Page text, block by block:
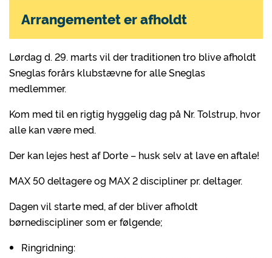
Lørdag d. 29. marts vil der traditionen tro blive afholdt
Sneglas forårs klubstævne for alle Sneglas
medlemmer.
Kom med til en rigtig hyggelig dag på Nr. Tolstrup, hvor
alle kan være med.
Der kan lejes hest af Dorte – husk selv at lave en aftale!
MAX 50 deltagere og MAX 2 discipliner pr. deltager.
Dagen vil starte med, af der bliver afholdt
børnediscipliner som er følgende;
Ringridning:
Arrangementet er afholdt